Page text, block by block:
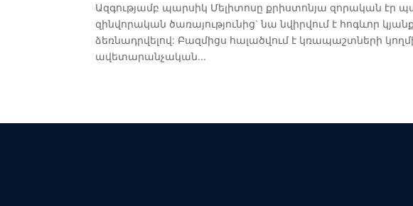
Ազգությամբ պարսիկ Մելիտոսը քրիստոնյա զորական
զինվորական ծառայությունից` նա նվիրվում է հոգևոր
ձեռնադրվելով: Բազմիցս հալածվում է կռապաշտների
ավետարանչական...